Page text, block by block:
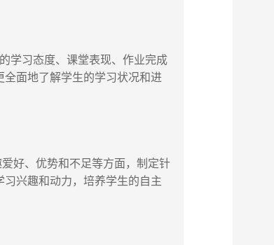
学习态度、课堂表现、作业完成
面地了解学生的学习状况和进
好、优势和不足等方面，制定针
兴趣和动力，培养学生的自主